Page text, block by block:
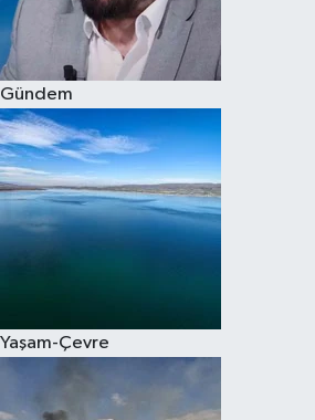
Gündem
Yaşam-Çevre
Spor
Burç Yorumları
Çocuk
Eğitim
Kim kimdir?